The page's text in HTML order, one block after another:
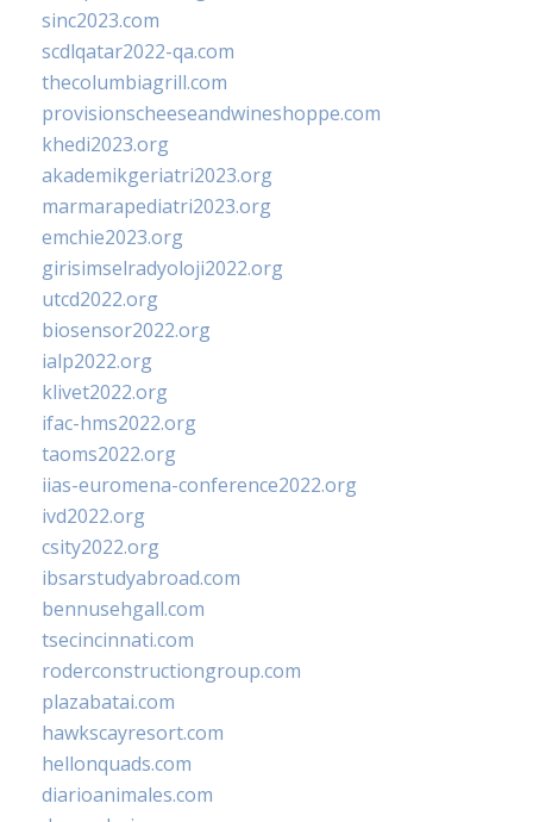
sinc2023.com
scdlqatar2022-qa.com
thecolumbiagrill.com
provisionscheeseandwineshoppe.com
khedi2023.org
akademikgeriatri2023.org
marmarapediatri2023.org
emchie2023.org
girisimselradyoloji2022.org
utcd2022.org
biosensor2022.org
ialp2022.org
klivet2022.org
ifac-hms2022.org
taoms2022.org
iias-euromena-conference2022.org
ivd2022.org
csity2022.org
ibsarstudyabroad.com
bennusehgall.com
tsecincinnati.com
roderconstructiongroup.com
plazabatai.com
hawkscayresort.com
hellonquads.com
diarioanimales.com